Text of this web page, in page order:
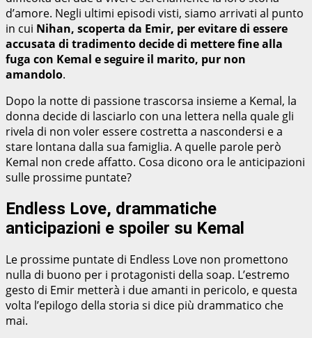
d’amore. Negli ultimi episodi visti, siamo arrivati al punto
in cui Nihan, scoperta da Emir, per evitare di essere
accusata di tradimento decide di mettere fine alla
fuga con Kemal e seguire il marito, pur non
amandolo.
Dopo la notte di passione trascorsa insieme a Kemal, la
donna decide di lasciarlo con una lettera nella quale gli
rivela di non voler essere costretta a nascondersi e a
stare lontana dalla sua famiglia. A quelle parole però
Kemal non crede affatto. Cosa dicono ora le anticipazioni
sulle prossime puntate?
Endless Love, drammatiche
anticipazioni e spoiler su Kemal
Le prossime puntate di Endless Love non promettono
nulla di buono per i protagonisti della soap. L’estremo
gesto di Emir metterà i due amanti in pericolo, e questa
volta l’epilogo della storia si dice più drammatico che
mai.